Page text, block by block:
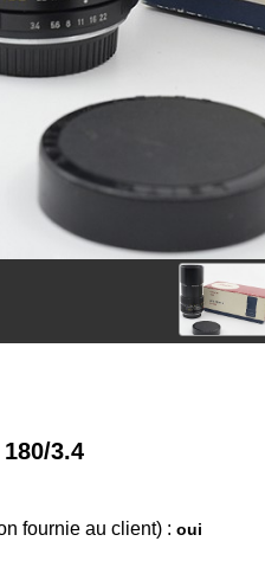
3.4
fournie au client) : oui